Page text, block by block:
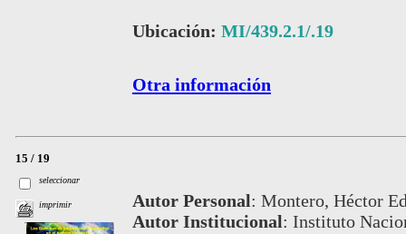
Ubicación: MI/439.2.1/.19
Otra información
15 / 19
seleccionar
imprimir Autor Personal: Montero, Héctor
Autor Institucional: Instituto